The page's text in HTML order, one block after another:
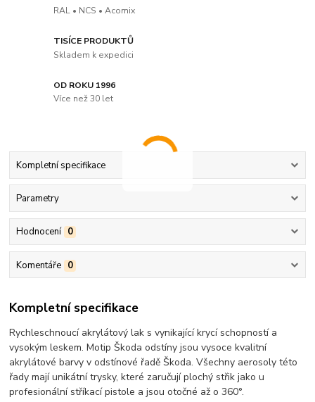
RAL • NCS • Acomix
TISÍCE PRODUKTŮ
Skladem k expedici
OD ROKU 1996
Více než 30 let
Kompletní specifikace
Parametry
Hodnocení 0
Komentáře 0
Kompletní specifikace
Rychleschnoucí akrylátový lak s vynikající krycí schopností a
vysokým leskem. Motip Škoda odstíny jsou vysoce kvalitní
akrylátové barvy v odstínové řadě Škoda. Všechny aerosoly této
řady mají unikátní trysky, které zaručují plochý střik jako u
profesionální stříkací pistole a jsou otočné až o 360°.